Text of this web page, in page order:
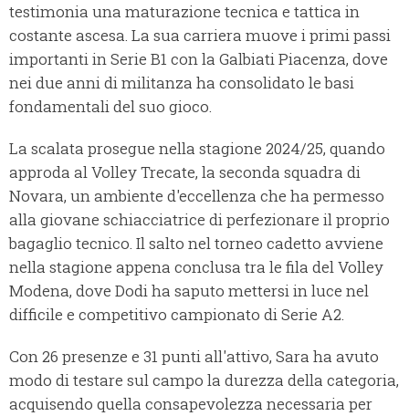
testimonia una maturazione tecnica e tattica in
costante ascesa. La sua carriera muove i primi passi
importanti in Serie B1 con la Galbiati Piacenza, dove
nei due anni di militanza ha consolidato le basi
fondamentali del suo gioco.
La scalata prosegue nella stagione 2024/25, quando
approda al Volley Trecate, la seconda squadra di
Novara, un ambiente d'eccellenza che ha permesso
alla giovane schiacciatrice di perfezionare il proprio
bagaglio tecnico. Il salto nel torneo cadetto avviene
nella stagione appena conclusa tra le fila del Volley
Modena, dove Dodi ha saputo mettersi in luce nel
difficile e competitivo campionato di Serie A2.
Con 26 presenze e 31 punti all'attivo, Sara ha avuto
modo di testare sul campo la durezza della categoria,
acquisendo quella consapevolezza necessaria per